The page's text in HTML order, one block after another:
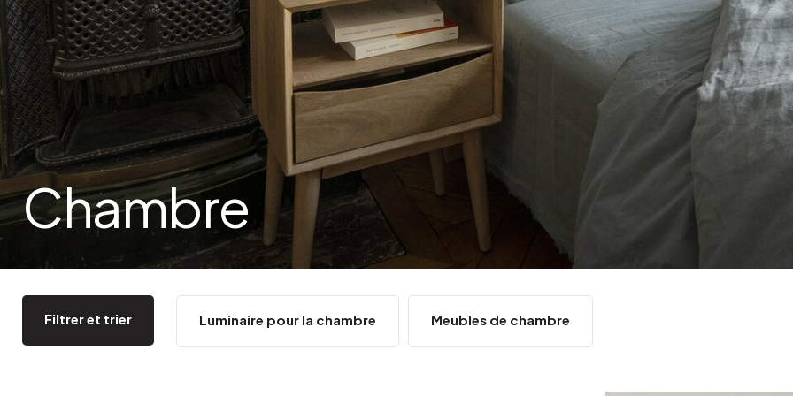
Bistrot
Bord de mer
Brocante
Contemporain
Esprit Haussmannien
Grand hôtel
Naturel
Velours
Papier mâché
Verre
Zinc et galva
Argenté
Chambre
Filtrer et trier Luminaire pour la chambre Meubles de chambre